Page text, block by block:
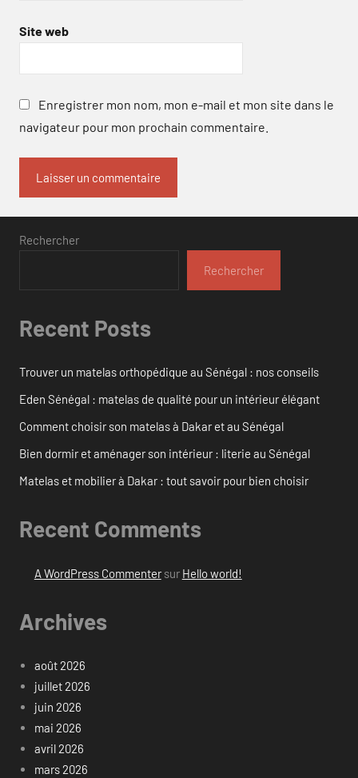
Site web
Enregistrer mon nom, mon e-mail et mon site dans le
navigateur pour mon prochain commentaire.
Rechercher
Rechercher
Recent Posts
Trouver un matelas orthopédique au Sénégal : nos conseils
Eden Sénégal : matelas de qualité pour un intérieur élégant
Comment choisir son matelas à Dakar et au Sénégal
Bien dormir et aménager son intérieur : literie au Sénégal
Matelas et mobilier à Dakar : tout savoir pour bien choisir
Recent Comments
A WordPress Commentersur Hello world!
Archives
août 2026
juillet 2026
juin 2026
mai 2026
avril 2026
mars 2026